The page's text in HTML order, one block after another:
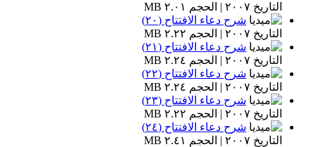
التاريخ ٢٠٠٧ | الحجم ٢.٠١ MB
شرح دعاء الافتتاح (٢٠)
التاريخ ٢٠٠٧ | الحجم ٢.٢٢ MB
شرح دعاء الافتتاح (٢١)
التاريخ ٢٠٠٧ | الحجم ٢.٢٤ MB
شرح دعاء الافتتاح (٢٢)
التاريخ ٢٠٠٧ | الحجم ٢.٢٤ MB
شرح دعاء الافتتاح (٢٣)
التاريخ ٢٠٠٧ | الحجم ٢.٢٢ MB
شرح دعاء الافتتاح (٢٤)
التاريخ ٢٠٠٧ | الحجم ٢.٤١ MB